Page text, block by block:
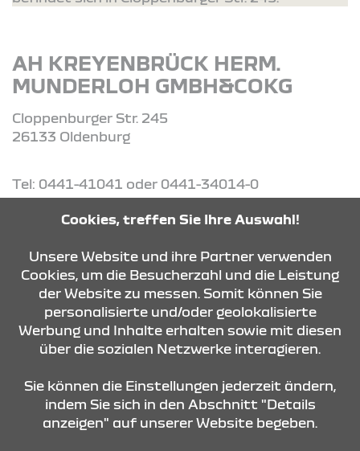
AH KREYENBRÜCK HERM.
MUNDERLOH GMBH&COKG
Cloppenburger Str. 245
26133 Oldenburg
Tel: 0441-41041 oder 0441-34014-0
ANFRAGE SENDEN
Cookies, treffen Sie Ihre Auswahl!
Unsere Website und ihre Partner verwenden
Cookies, um die Besucherzahl und die Leistung
der Website zu messen. Somit können Sie
personalisierte und/oder geolokalisierte
Werbung und Inhalte erhalten sowie mit diesen
über die sozialen Netzwerke interagieren.
Sie können die Einstellungen jederzeit ändern,
indem Sie sich in den Abschnitt "Details
anzeigen" auf unserer Website begeben.